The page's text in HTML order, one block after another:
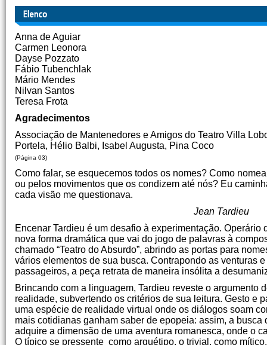
Anna de Aguiar
Carmen Leonora
Dayse Pozzato
Fábio Tubenchlak
Mário Mendes
Nilvan Santos
Teresa Frota
Agradecimentos
Associação de Mantenedores e Amigos do Teatro Villa
Portela, Hélio Balbi, Isabel Augusta, Pina Coco
(Página 03)
Como falar, se esquecemos todos os nomes? Como
ou pelos movimentos que os condizem até nós? Eu
cada visão me questionava.
Jean Tardieu
Encenar Tardieu é um desafio à experimentação.
nova forma dramática que vai do jogo de palavras à
chamado “Teatro do Absurdo”, abrindo as portas para
vários elementos de sua busca. Contrapondo as venturas
passageiros, a peça retrata de maneira insólita a
Brincando com a linguagem, Tardieu reveste o argumento
realidade, subvertendo os critérios de sua leitura. Gesto e
uma espécie de realidade virtual onde os diálogos soam
mais cotidianas ganham saber de epopeia: assim, a
adquire a dimensão de uma aventura romanesca, onde o
O típico se pressente como arquétipo, o trivial, como